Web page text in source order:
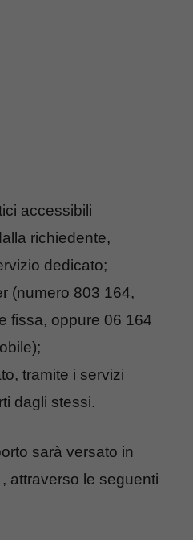
accessibili
richiedente,
dedicato;
(numero 803 164,
fissa, oppure 06 164
tramite i servizi
dagli stessi.
sarà versato in
, attraverso le seguenti